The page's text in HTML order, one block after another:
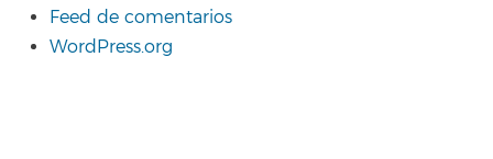
Feed de comentarios
WordPress.org